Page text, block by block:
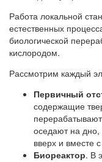
Работа локальной
естественных
биологической
кислородом.
Рассмотрим каждый
Первичный
содержащие
оседают на дно,
вверх и вместе
Биореактор. В